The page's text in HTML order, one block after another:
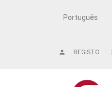
REGISTO
person